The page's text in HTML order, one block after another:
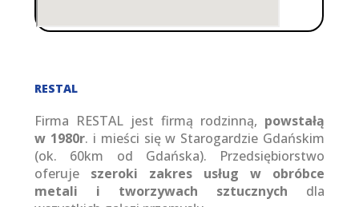
RESTAL
Firma RESTAL jest firmą rodzinną, powstałą
w 1980r. i mieści się w Starogardzie Gdańskim
(ok. 60km od Gdańska). Przedsiębiorstwo
oferuje szeroki zakres usług w obróbce
metali i tworzywach sztucznych dla